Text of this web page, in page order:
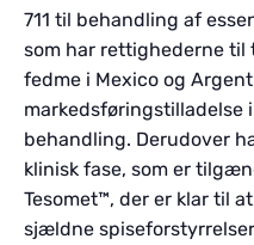
711 til behandling af
som har rettighederne
fedme i Mexico og
markedsføringstilladelse
behandling. Derudover
klinisk fase, som er
Tesomet™, der er klar til
sjældne